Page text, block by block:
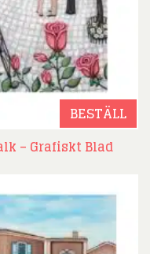
BESTÄLL
– Grafiskt Blad